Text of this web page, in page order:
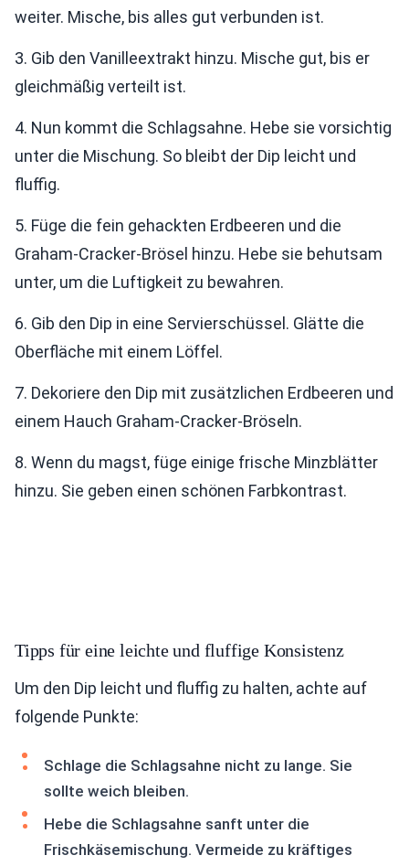
weiter. Mische, bis alles gut verbunden ist.
3. Gib den Vanilleextrakt hinzu. Mische gut, bis er
gleichmäßig verteilt ist.
4. Nun kommt die Schlagsahne. Hebe sie vorsichtig
unter die Mischung. So bleibt der Dip leicht und
fluffig.
5. Füge die fein gehackten Erdbeeren und die
Graham-Cracker-Brösel hinzu. Hebe sie behutsam
unter, um die Luftigkeit zu bewahren.
6. Gib den Dip in eine Servierschüssel. Glätte die
Oberfläche mit einem Löffel.
7. Dekoriere den Dip mit zusätzlichen Erdbeeren und
einem Hauch Graham-Cracker-Bröseln.
8. Wenn du magst, füge einige frische Minzblätter
hinzu. Sie geben einen schönen Farbkontrast.
Tipps für eine leichte und fluffige Konsistenz
Um den Dip leicht und fluffig zu halten, achte auf
folgende Punkte:
Schlage die Schlagsahne nicht zu lange. Sie
sollte weich bleiben.
Hebe die Schlagsahne sanft unter die
Frischkäsemischung. Vermeide zu kräftiges